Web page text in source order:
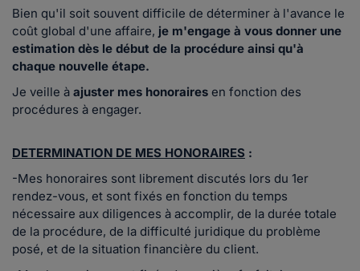
Bien qu'il soit souvent difficile de déterminer à l'avance le
coût global d'une affaire, je m'engage à vous donner une
estimation dès le début de la procédure ainsi qu'à
chaque nouvelle étape.
Je veille à ajuster mes honoraires en fonction des
procédures à engager.
DETERMINATION DE MES HONORAIRES :
-Mes honoraires sont librement discutés lors du 1er
rendez-vous, et sont fixés en fonction du temps
nécessaire aux diligences à accomplir, de la durée totale
de la procédure, de la difficulté juridique du problème
posé, et de la situation financière du client.